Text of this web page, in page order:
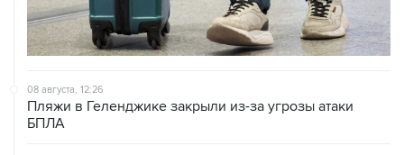
08 августа, 12:26
Пляжи в Геленджике закрыли из-за угрозы атаки
БПЛА